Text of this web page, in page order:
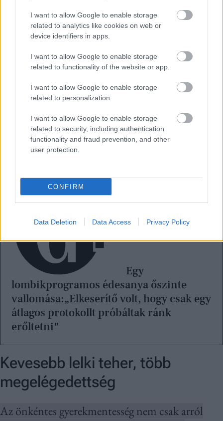
I want to allow Google to enable storage
related to analytics like cookies on web or
device identifiers in apps.
I want to allow Google to enable storage
related to functionality of the website or app.
I want to allow Google to enable storage
related to personalization.
I want to allow Google to enable storage
related to security, including authentication
functionality and fraud prevention, and other
user protection.
CONFIRM
Data Deletion Data Access Privacy Policy
lombikprogramos édesanya őszinte
vallomása:„Elkeserítő volt, hogy csak egy
átlagos protokollt próbáltak ránk
erőltetni"
Kevesebb lelki teher, több
megelégedettség
Az önkéntes gyerekmentesség nem csak arról